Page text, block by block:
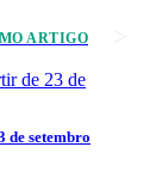
ARTIGO
de setembro